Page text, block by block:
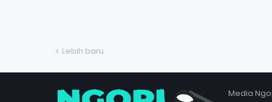
Lebih baru
Media